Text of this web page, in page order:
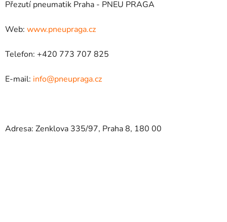
Přezutí pneumatik Praha - PNEU PRAGA
Web: www.pneupraga.cz
Telefon: +420 773 707 825
E-mail: info@pneupraga.cz
Adresa: Zenklova 335/97, Praha 8, 180 00